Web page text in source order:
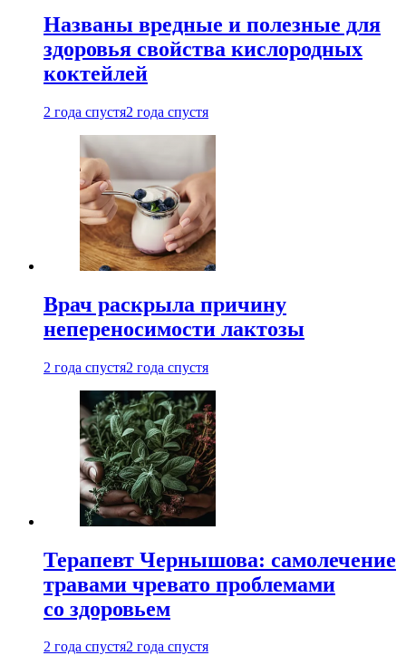
Названы вредные и полезные для
здоровья свойства кислородных
коктейлей
2 года спустя2 года спустя
Врач раскрыла причину
непереносимости лактозы
2 года спустя2 года спустя
Терапевт Чернышова: самолечение
травами чревато проблемами
со здоровьем
2 года спустя2 года спустя